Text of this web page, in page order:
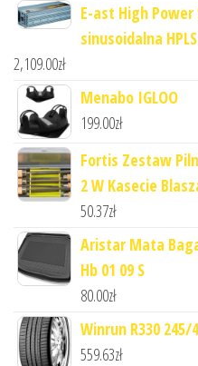
E-ast High
sinusoidalna
2,109.00zł
Menabo IGLOO
199.00zł
Fortis Zestaw
2 W Kasecie
50.37zł
Aristar Mata
Hb 01 09 S
80.00zł
Winrun R330 245/
559.63zł